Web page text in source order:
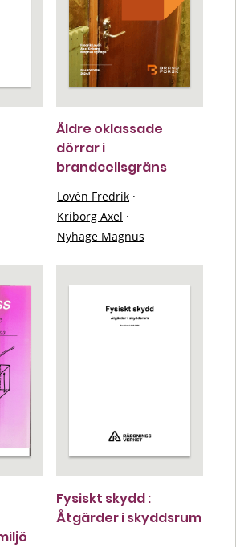
Äldre oklassade
dörrar i
brandcellsgräns
Lovén Fredrik ·
Kriborg Axel ·
Nyhage Magnus
Fysiskt skydd :
Åtgärder i skyddsrum